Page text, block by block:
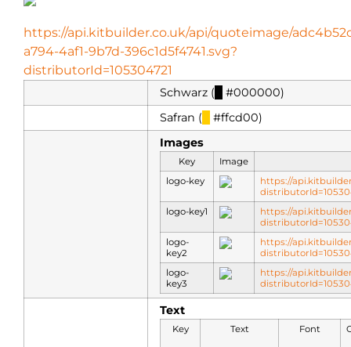
https://api.kitbuilder.co.uk/api/quoteimage/
a794-4af1-9b7d-396c1d5f4741.svg?
distributorId=105304721
Schwarz (
#000000)
Safran (
#ffcd00)
Images
Key
Image
logo-key
https://
logo-key1
https://
logo-
key2
https://
logo-
key3
https://
Text
Key Text Font